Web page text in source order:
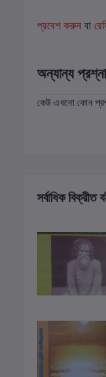
প্রবেশ করুন বা
অন্যান্য
কেউ এখনো কোন
সর্বাধিক বিক্রীত